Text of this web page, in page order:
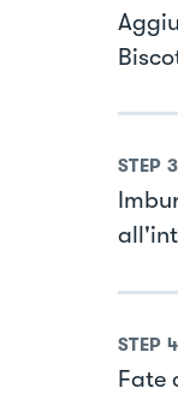
STEP 3
STEP 4
Fate